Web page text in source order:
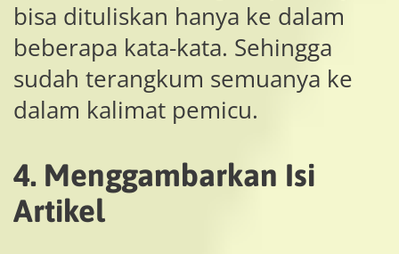
bisa dituliskan hanya ke dalam
beberapa kata-kata. Sehingga
sudah terangkum semuanya ke
dalam kalimat pemicu.
4. Menggambarkan Isi
Artikel